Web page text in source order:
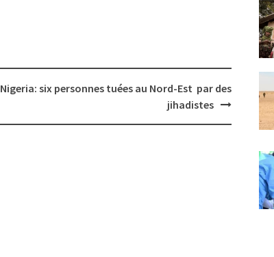
Nigeria: six personnes tuées au Nord-Est par des
jihadistes